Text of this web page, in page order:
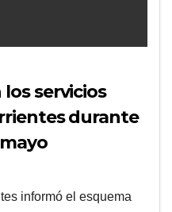
servicios
durante
informó el esquema